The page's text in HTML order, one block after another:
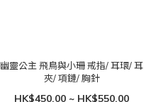
幽靈公主 飛鳥與小珊 戒指/ 耳環/ 耳
夾/ 項鏈/ 胸針
HK$450.00 ~ HK$550.00